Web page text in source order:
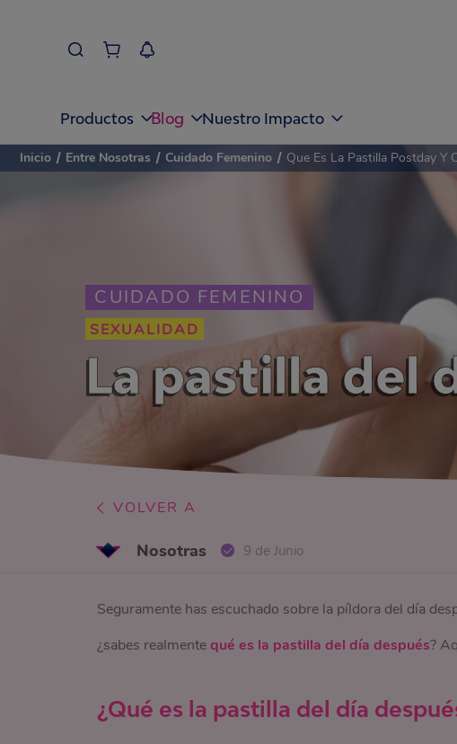
Productos Blog Nuestro Impacto
CUIDADO FEMENINO
SEXUALIDAD
La pastilla del
Inicio / Entre Nosotras / Cuidado Femenino / Que Es La Pastilla Postday Y
VOLVER A
Nosotras 9 de Junio
Seguramente has escuchado sobre la píldora del día
¿sabes realmentequé es la pastilla del día después?
¿Qué es la pastilla del día